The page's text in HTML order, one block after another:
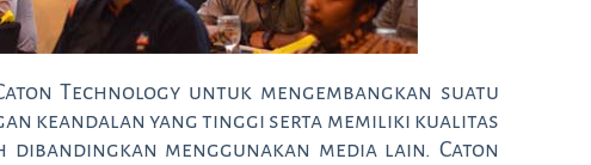
Technology untuk mengembangkan suatu
keandalan yang tinggi serta memiliki kualitas
menggunakan media lain. Caton